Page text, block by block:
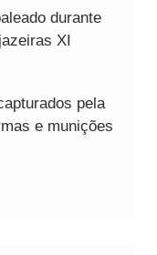
durante
XI
pela
e munições